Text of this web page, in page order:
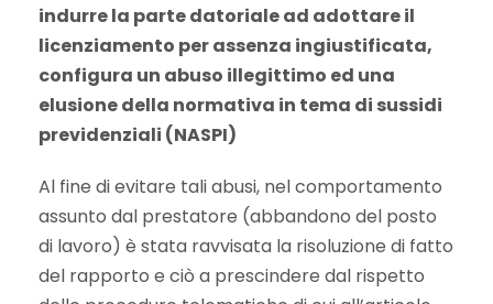
indurre la parte datoriale ad adottare il
licenziamento per assenza ingiustificata,
configura un abuso illegittimo ed una
elusione della normativa in tema di sussidi
previdenziali (NASPI)
Al fine di evitare tali abusi, nel comportamento
assunto dal prestatore (abbandono del posto
di lavoro) è stata ravvisata la risoluzione di fatto
del rapporto e ciò a prescindere dal rispetto